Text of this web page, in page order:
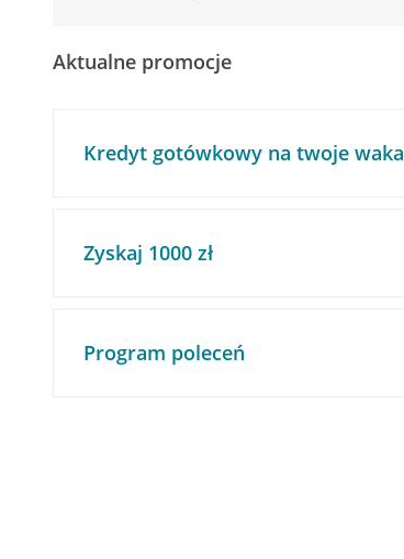
Aktualne promocje
Kredyt gotówkowy na twoje
Zyskaj 1000 zł
Program poleceń